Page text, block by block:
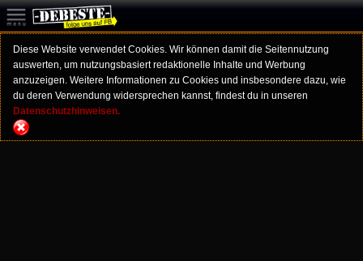
Diese Website verwendet Cookies. Wir können damit die Seitennutzung
auswerten, um nutzungsbasiert redaktionelle Inhalte und Werbung
anzuzeigen. Weitere Informationen zu Cookies und insbesondere dazu, wie
du deren Verwendung widersprechen kannst, findest du in unseren
Datenschutzhinweisen.